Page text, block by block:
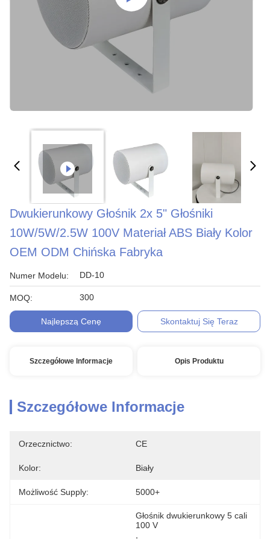
Dwukierunkowy Głośnik 2x 5" Głośniki
10W/5W/2.5W 100V Materiał ABS Biały Kolor
OEM ODM Chińska Fabryka
Numer Modelu: DD-10
MOQ: 300
Najlepszą Cenę Skontaktuj Się Teraz
Szczegółowe Informacje Opis Produktu
Szczegółowe Informacje
Orzecznictwo: CE
Kolor: Biały
Możliwość Supply: 5000+
Głośnik dwukierunkowy 5 cali
100 V